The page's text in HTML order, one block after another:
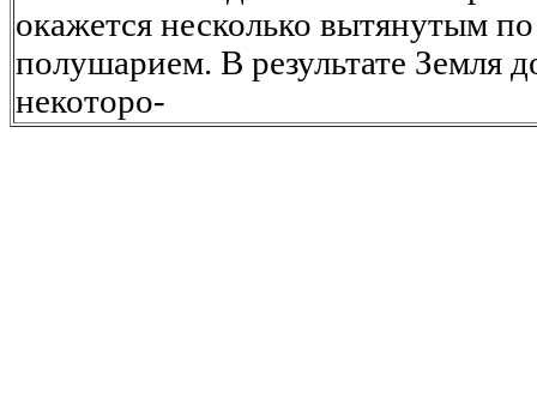
окажется несколько вытянутым
полушарием. В результате Земля
некоторо-